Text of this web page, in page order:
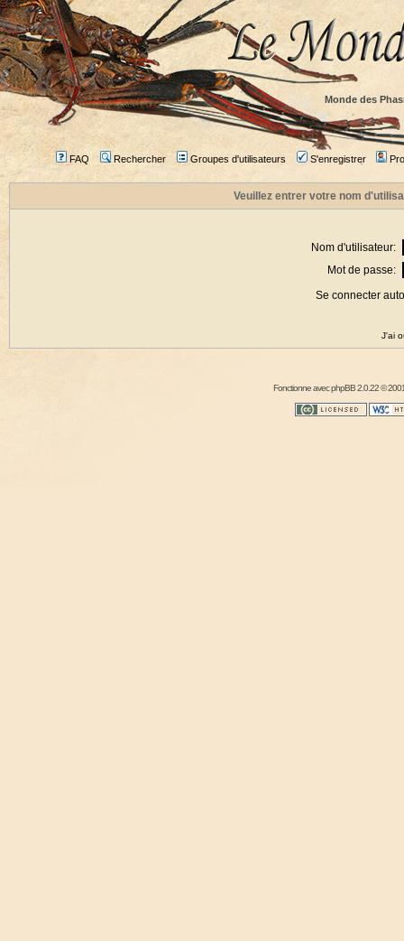
Monde des
FAQ Rechercher Groupes d'utilisateurs S'enregistrer
Veuillez entrer votre nom
Nom d'utilisateur:
Mot de passe:
Se connecter
J'ai
Fonctionne avecphpBB2.0.22 ©